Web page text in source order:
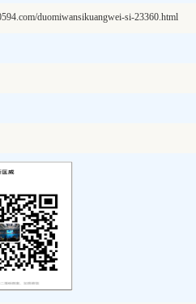
duomiwansikuangwei-si-23360.html